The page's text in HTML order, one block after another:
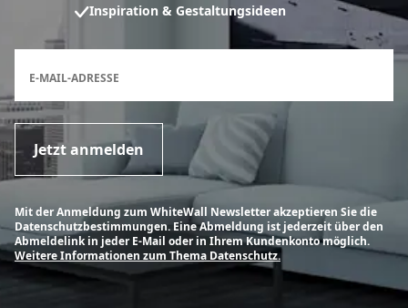
Inspiration & Gestaltungsideen
E-MAIL-ADRESSE
Jetzt anmelden
Mit der Anmeldung zum WhiteWall Newsletter akzeptieren Sie die
Datenschutzbestimmungen. Eine Abmeldung ist jederzeit über den
Abmeldelink in jeder E-Mail oder in Ihrem Kundenkonto möglich.
Weitere Informationen zum Thema Datenschutz.